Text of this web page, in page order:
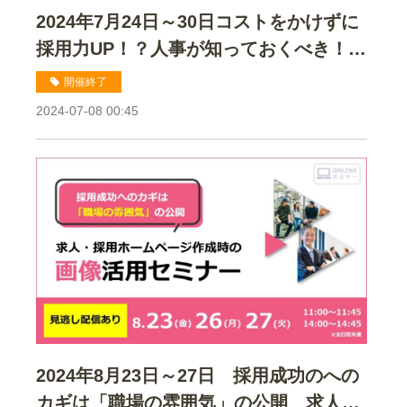
2024年7月24日～30日コストをかけずに
採用力UP！？人事が知っておくべき！福
利厚生のススメ
開催終了
2024-07-08 00:45
2024年8月23日～27日 採用成功のへの
カギは「職場の雰囲気」の公開 求人・